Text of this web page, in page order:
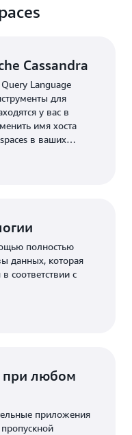
Cassandra
Language
для
у вас в
имя хоста
в ваших
полностью
данных, которая
соответствии с
при любом
приложения